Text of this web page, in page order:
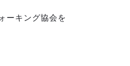
ーキング協会を